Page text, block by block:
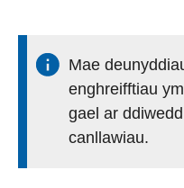
Mae
enghreifftiau
gael ar
canllawiau.